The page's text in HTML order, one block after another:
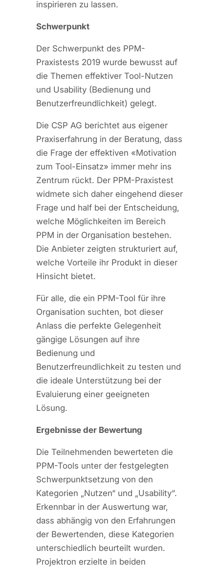
inspirieren zu lassen.
Schwerpunkt
Der Schwerpunkt des PPM-
Praxistests 2019 wurde bewusst auf
die Themen effektiver Tool-Nutzen
und Usability (Bedienung und
Benutzerfreundlichkeit) gelegt.
Die CSP AG berichtet aus eigener
Praxiserfahrung in der Beratung, dass
die Frage der effektiven «Motivation
zum Tool-Einsatz» immer mehr ins
Zentrum rückt. Der PPM-Praxistest
widmete sich daher eingehend dieser
Frage und half bei der Entscheidung,
welche Möglichkeiten im Bereich
PPM in der Organisation bestehen.
Die Anbieter zeigten strukturiert auf,
welche Vorteile ihr Produkt in dieser
Hinsicht bietet.
Für alle, die ein PPM-Tool für ihre
Organisation suchten, bot dieser
Anlass die perfekte Gelegenheit
gängige Lösungen auf ihre
Bedienung und
Benutzerfreundlichkeit zu testen und
die ideale Unterstützung bei der
Evaluierung einer geeigneten
Lösung.
Ergebnisse der Bewertung
Die Teilnehmenden bewerteten die
PPM-Tools unter der festgelegten
Schwerpunktsetzung von den
Kategorien „Nutzen“ und „Usability“.
Erkennbar in der Auswertung war,
dass abhängig von den Erfahrungen
der Bewertenden, diese Kategorien
unterschiedlich beurteilt wurden.
Projektron erzielte in beiden